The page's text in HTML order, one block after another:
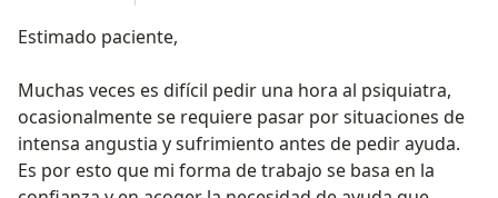
Estimado paciente,
Muchas veces es difícil pedir una hora al psiquiatra,
ocasionalmente se requiere pasar por situaciones de
intensa angustia y sufrimiento antes de pedir ayuda.
Es por esto que mi forma de trabajo se basa en la